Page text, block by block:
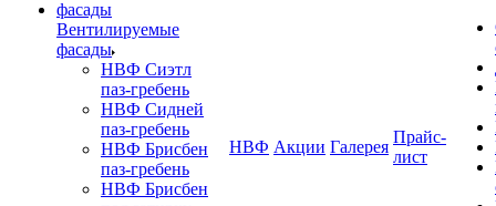
Вентилируемые
фасады
НВФ Сиэтл
паз-гребень
НВФ Сидней
паз-гребень
НВФ Брисбен
паз-гребень
НВФ Брисбен
НВФ Акции Галерея
Прайс-
лист